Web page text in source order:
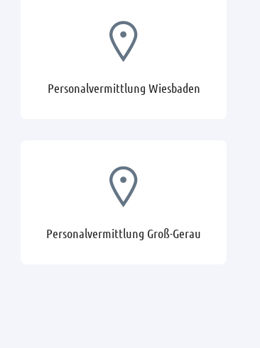
Personalvermittlung Wiesbaden
Personalvermittlung Groß-Gerau